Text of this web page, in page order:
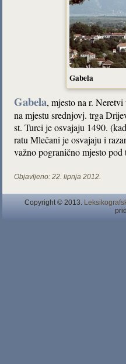
Gabela
Gabela, mjesto na r.
na mjestu srednjovj. trga
st. Turci je osvajaju 1490.
ratu Mlečani je osvajaju i
važno pogranično mjesto pod
Objavljeno: 22. lipnja 2012.
Copyright © 2013.